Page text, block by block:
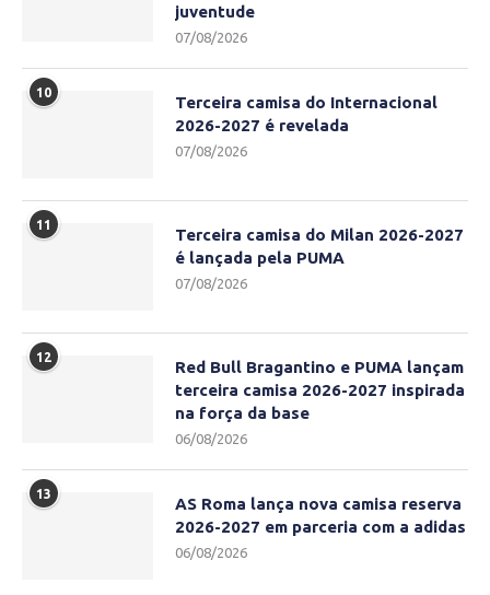
juventude
07/08/2026
10
Terceira camisa do Internacional
2026-2027 é revelada
07/08/2026
11
Terceira camisa do Milan 2026-2027
é lançada pela PUMA
07/08/2026
12
Red Bull Bragantino e PUMA lançam
terceira camisa 2026-2027 inspirada
na força da base
06/08/2026
13
AS Roma lança nova camisa reserva
2026-2027 em parceria com a adidas
06/08/2026